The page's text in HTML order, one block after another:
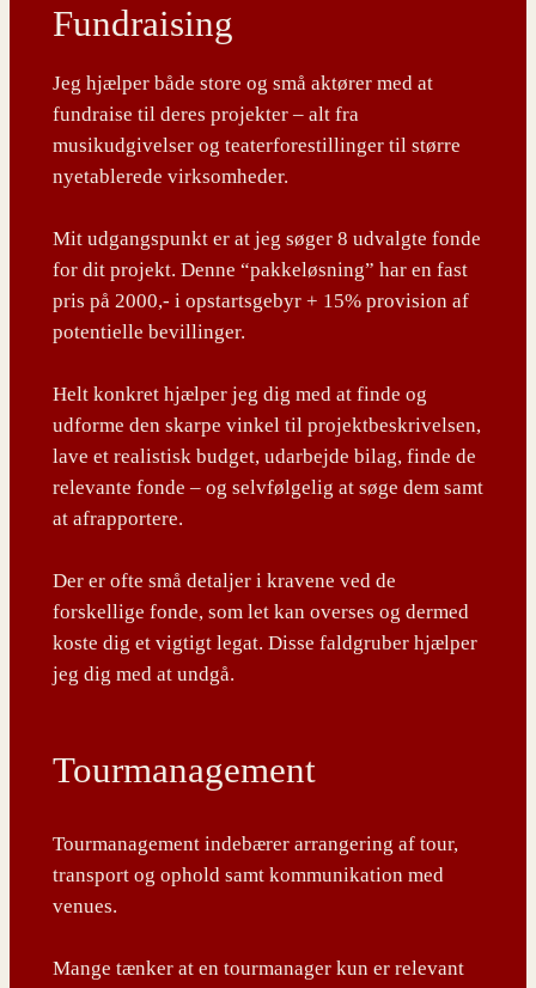
Fundraising
Jeg hjælper både store og små aktører med at
fundraise til deres projekter – alt fra
musikudgivelser og teaterforestillinger til større
nyetablerede virksomheder.
Mit udgangspunkt er at jeg søger 8 udvalgte fonde
for dit projekt. Denne “pakkeløsning” har en fast
pris på 2000,- i opstartsgebyr + 15% provision af
potentielle bevillinger.
Helt konkret hjælper jeg dig med at finde og
udforme den skarpe vinkel til projektbeskrivelsen,
lave et realistisk budget, udarbejde bilag, finde de
relevante fonde – og selvfølgelig at søge dem samt
at afrapportere.
Der er ofte små detaljer i kravene ved de
forskellige fonde, som let kan overses og dermed
koste dig et vigtigt legat. Disse faldgruber hjælper
jeg dig med at undgå.
Tourmanagement
Tourmanagement indebærer arrangering af tour,
transport og ophold samt kommunikation med
venues.
Mange tænker at en tourmanager kun er relevant